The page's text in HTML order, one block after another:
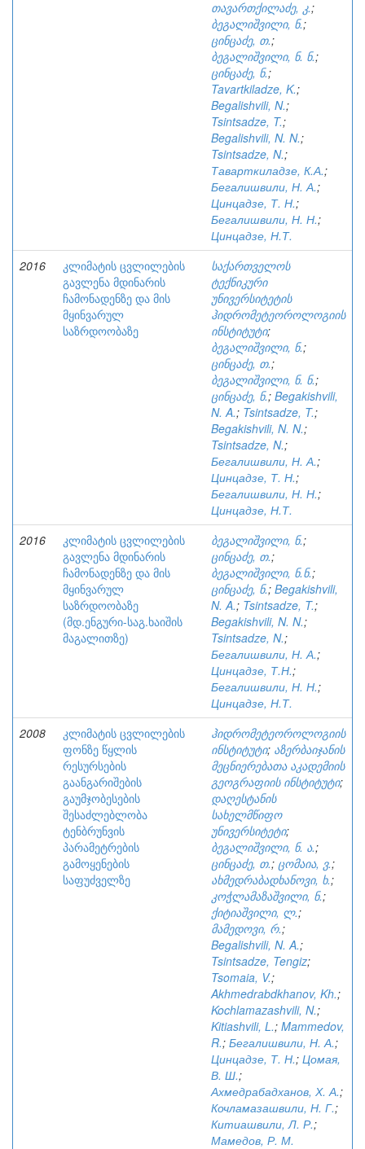
თავართქილაძე, კ.;
ბეგალიშვილი, ნ.;
ცინცაძე, თ.;
ბეგალიშვილი, ნ. ნ.;
ცინცაძე, ნ.;
Tavartkiladze, K.;
Begalishvili, N.;
Tsintsadze, T.;
Begalishvili, N. N.;
Tsintsadze, N.;
Таварткиладзе, К.А.;
Бегалишвили, Н. А.;
Цинцадзе, Т. Н.;
Бегалишвили, Н. Н.;
Цинцадзе, Н.Т.
2016
კლიმატის ცვლილების
გავლენა მდინარის
ჩამონადენზე და მის
მყინვარულ
საზრდოობაზე
საქართველოს
ტექნიკური
უნივერსიტეტის
ჰიდრომეტეოროლოგიის
ინსტიტუტი;
ბეგალიშვილი, ნ.;
ცინცაძე, თ.;
ბეგალიშვილი, ნ. ნ.;
ცინცაძე, ნ.; Begakishvili,
N. A.; Tsintsadze, T.;
Begakishvili, N. N.;
Tsintsadze, N.;
Бегалишвили, Н. А.;
Цинцадзе, Т. Н.;
Бегалишвили, Н. Н.;
Цинцадзе, Н.Т.
2016
კლიმატის ცვლილების
გავლენა მდინარის
ჩამონადენზე და მის
მყინვარულ
საზრდოობაზე
(მდ.ენგური-საგ.ხაიშის
მაგალითზე)
ბეგალიშვილი, ნ.;
ცინცაძე, თ.;
ბეგალიშვილი, ნ.ნ.;
ცინცაძე, ნ.; Begakishvili,
N. A.; Tsintsadze, T.;
Begakishvili, N. N.;
Tsintsadze, N.;
Бегалишвили, Н. А.;
Цинцадзе, Т.Н.;
Бегалишвили, Н. Н.;
Цинцадзе, Н.Т.
2008
კლიმატის ცვლილების
ფონზე წყლის
რესურსების
გაანგარიშების
გაუმჯობესების
შესაძლებლობა
ტენბრუნვის
პარამეტრების
გამოყენების
საფუძველზე
ჰიდრომეტეოროლოგიის
ინსტიტუტი; აზერბაიჯანის
მეცნიერებათა აკადემიის
გეოგრაფიის ინსტიტუტი;
დაღესტანის
სახელმწიფო
უნივერსიტეტი;
ბეგალიშვილი, ნ. ა.;
ცინცაძე, თ.; ცომაია, ვ.;
ახმედრაბადხანოვი, ხ.;
კოჭლამაზაშვილი, ნ.;
ქიტიაშვილი, ლ.;
მამედოვი, რ.;
Begalishvili, N. A.;
Tsintsadze, Tengiz;
Tsomaia, V.;
Akhmedrabdkhanov, Kh.;
Kochlamazashvili, N.;
Kitiashvili, L.; Mammedov,
R.; Бегалишвили, Н. А.;
Цинцадзе, Т. Н.; Цомая,
В. Ш.;
Ахмедрабадханов, Х. А.;
Кочламазашвили, Н. Г.;
Китиашвили, Л. Р.;
Мамедов, Р. М.